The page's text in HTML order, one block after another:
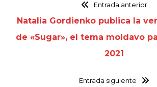
Entrada anterior
Natalia Gordienko publica la
de «Sugar», el tema moldavo
2021
Entrada siguiente